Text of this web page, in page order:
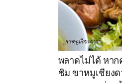
พลาดไม่ได้ หา
ชิม ขาหมูเชียง